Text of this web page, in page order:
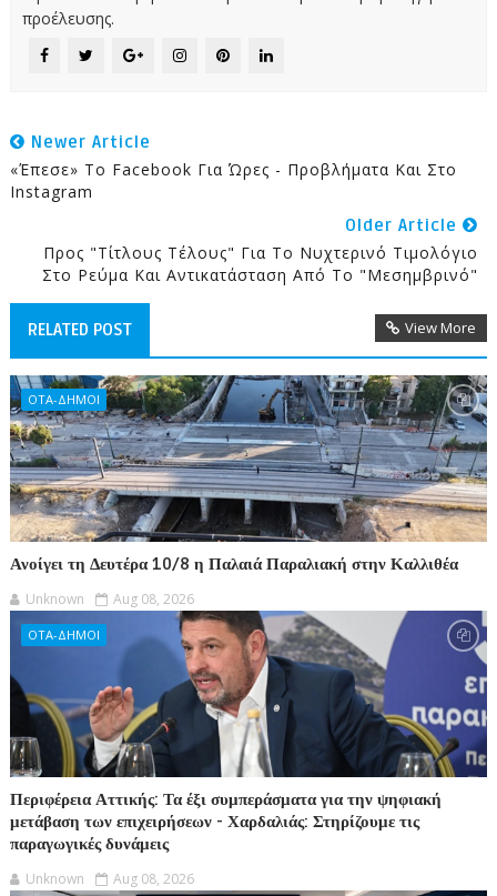
προέλευσης.
Newer Article
«Έπεσε» Το Facebook Για Ώρες - Προβλήματα Και Στο
Instagram
Older Article
Προς "τίτλους Τέλους" Για Το Νυχτερινό Τιμολόγιο
Στο Ρεύμα Και Αντικατάσταση Από Το "μεσημβρινό"
RELATED POST View More
ΟΤΑ-ΔΗΜΟΙ
Ανοίγει τη Δευτέρα 10/8 η Παλαιά Παραλιακή στην Καλλιθέα
Unknown Aug 08, 2026
ΟΤΑ-ΔΗΜΟΙ
Περιφέρεια Αττικής: Τα έξι συμπεράσματα για την ψηφιακή
μετάβαση των επιχειρήσεων - Χαρδαλιάς: Στηρίζουμε τις
παραγωγικές δυνάμεις
Unknown Aug 08, 2026